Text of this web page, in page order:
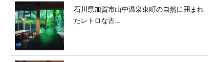
石川県加賀市山中温泉東町の自然に囲まれ
たレトロな古...